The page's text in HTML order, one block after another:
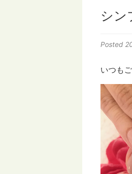
シン
Posted
いつも